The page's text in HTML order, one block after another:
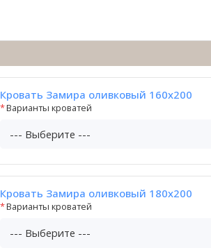
Кровать Замира оливковый 160x200
Варианты кроватей
Кровать Замира оливковый 180x200
Варианты кроватей